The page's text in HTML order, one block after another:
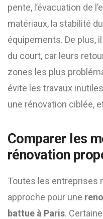
pente, l’évacuation de
matériaux, la stabilité
équipements. De plus,
du court, car leurs
zones les plus
évite les travaux
une rénovation ciblée,
Comparer les
rénovation
Toutes les entreprises
approche pour une
battue à Paris.